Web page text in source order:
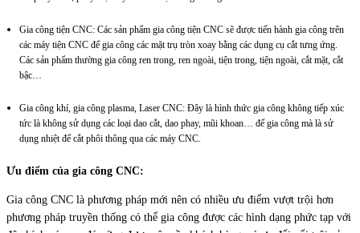
Gia công tiện CNC: Các sản phẩm gia công tiện CNC sẽ được tiến hành gia công trên
các máy tiện CNC để gia công các mặt trụ tròn xoay bằng các dụng cụ cắt tưng ứng.
Các sản phẩm thường gia công ren trong, ren ngoài, tiện trong, tiện ngoài, cắt mặt, cắt
bậc…
Gia công khí, gia công plasma, Laser CNC: Đây là hình thức gia công không tiếp xúc
tức là không sử dụng các loại dao cắt, dao phay, mũi khoan… để gia công mà là sử
dụng nhiệt để cắt phôi thông qua các máy CNC.
Ưu điểm của gia công CNC:
Gia công CNC là phương pháp mới nên có nhiều ưu điểm vượt trội hơn
phương pháp truyền thống có thể gia công được các hình dạng phức tạp với